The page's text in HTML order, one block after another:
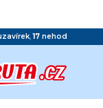
,17 nehod